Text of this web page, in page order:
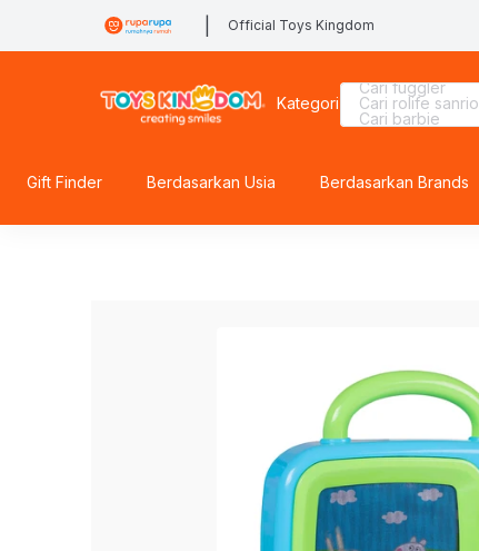
Official Toys Kingdom
Kategori
Cari fuggler
Cari rolife sanrio
Cari barbie
Cari batman
Cari hot wheels
Cari miffy
Cari lego
Cari blokees
Cari squishy
Cari sylvanian
Gift Finder Berdasarkan Usia Berdasarkan Brands